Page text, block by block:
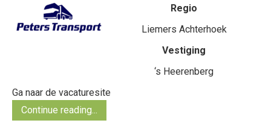
Regio
Liemers Achterhoek
Vestiging
‘s Heerenberg
Ga naar de vacaturesite
Continue reading...